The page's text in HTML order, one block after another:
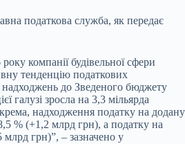
податкова служба, як передає
компанії будівельної сфери
тенденцію податкових
до Зведеного бюджету
галузі зросла на 3,3 мільярда
надходження податку на додану
% (+1,2 млрд грн), а податку на
грн)”, – зазначено у